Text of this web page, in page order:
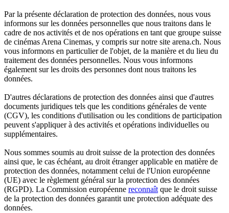
Par la présente déclaration de protection des données, nous vous
informons sur les données personnelles que nous traitons dans le
cadre de nos activités et de nos opérations en tant que groupe suisse
de cinémas Arena Cinemas, y compris sur notre site arena.ch. Nous
vous informons en particulier de l'objet, de la manière et du lieu du
traitement des données personnelles. Nous vous informons
également sur les droits des personnes dont nous traitons les
données.
D'autres déclarations de protection des données ainsi que d'autres
documents juridiques tels que les conditions générales de vente
(CGV), les conditions d'utilisation ou les conditions de participation
peuvent s'appliquer à des activités et opérations individuelles ou
supplémentaires.
Nous sommes soumis au droit suisse de la protection des données
ainsi que, le cas échéant, au droit étranger applicable en matière de
protection des données, notamment celui de l'Union européenne
(UE) avec le règlement général sur la protection des données
(RGPD). La Commission européenne reconnaît que le droit suisse
de la protection des données garantit une protection adéquate des
données.